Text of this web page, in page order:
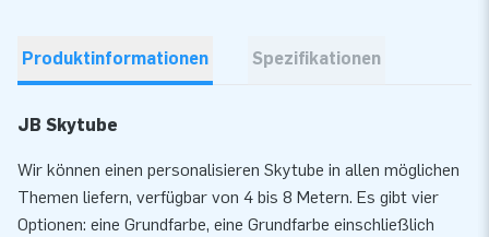
Produktinformationen Spezifikationen
JB Skytube
Wir können einen personalisieren Skytube in allen möglichen
Themen liefern, verfügbar von 4 bis 8 Metern. Es gibt vier
Optionen: eine Grundfarbe, eine Grundfarbe einschließlich